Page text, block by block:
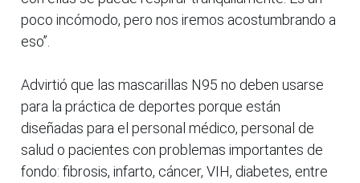
poco incómodo, pero nos iremos acostumbrando a
eso”.
Advirtió que las mascarillas N95 no deben usarse
para la práctica de deportes porque están
diseñadas para el personal médico, personal de
salud o pacientes con problemas importantes de
fondo: fibrosis, infarto, cáncer, VIH, diabetes, entre